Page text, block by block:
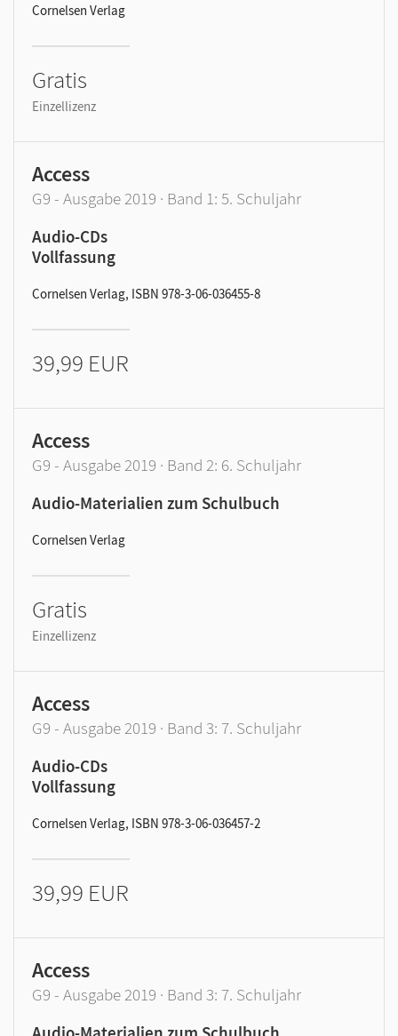
Cornelsen Verlag
Gratis
Einzellizenz
Access
G9 - Ausgabe 2019 · Band 1: 5. Schuljahr
Audio-CDs
Vollfassung
Cornelsen Verlag, ISBN 978-3-06-036455-8
39,99 EUR
Access
G9 - Ausgabe 2019 · Band 2: 6. Schuljahr
Audio-Materialien zum Schulbuch
Cornelsen Verlag
Gratis
Einzellizenz
Access
G9 - Ausgabe 2019 · Band 3: 7. Schuljahr
Audio-CDs
Vollfassung
Cornelsen Verlag, ISBN 978-3-06-036457-2
39,99 EUR
Access
G9 - Ausgabe 2019 · Band 3: 7. Schuljahr